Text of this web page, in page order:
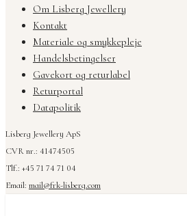
Om Lisberg Jewellery
Kontakt
Materiale og smykkepleje
Handelsbetingelser
Gavekort og returlabel
Returportal
Datapolitik
Lisberg Jewellery ApS
CVR nr.: 41474505
Tlf.: +45 71 74 71 04
Email: mail@frk-lisberg.com